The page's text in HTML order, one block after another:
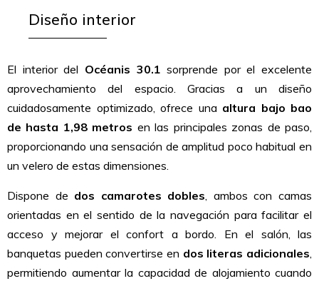
Diseño interior​
El interior del Océanis 30.1 sorprende por el excelente
aprovechamiento del espacio. Gracias a un diseño
cuidadosamente optimizado, ofrece una altura bajo bao
de hasta 1,98 metros en las principales zonas de paso,
proporcionando una sensación de amplitud poco habitual en
un velero de estas dimensiones.
Dispone de dos camarotes dobles, ambos con camas
orientadas en el sentido de la navegación para facilitar el
acceso y mejorar el confort a bordo. En el salón, las
banquetas pueden convertirse en dos literas adicionales,
permitiendo aumentar la capacidad de alojamiento cuando